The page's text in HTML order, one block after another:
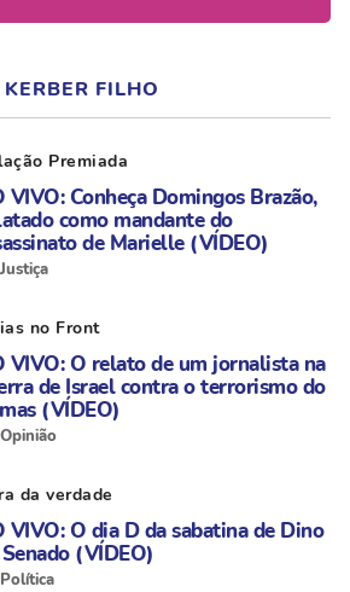
FILHO
Premiada
VIVO: Conheça Domingos Brazão,
como mandante do
de Marielle (VÍDEO)
Justiça
no Front
VIVO: O relato de um jornalista na
de Israel contra o terrorismo do
(VÍDEO)
Opinião
da verdade
VIVO: O dia D da sabatina de Dino
(VÍDEO)
Política